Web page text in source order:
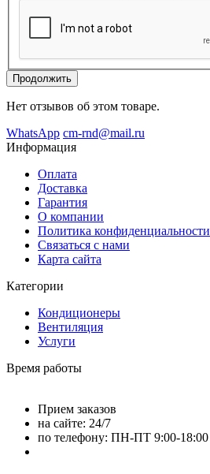
Продолжить
Нет отзывов об этом товаре.
WhatsApp cm-rnd@mail.ru
Информация
Оплата
Доставка
Гарантия
О компании
Политика конфиденциальности
Связаться с нами
Карта сайта
Категории
Кондиционеры
Вентиляция
Услуги
Время работы
Прием заказов
на сайте: 24/7
по телефону: ПН-ПТ 9:00-18:00